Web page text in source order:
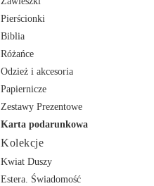
Pierścionki
Biblia
Różańce
Odzież i akcesoria
Papiernicze
Zestawy Prezentowe
Karta podarunkowa
Kolekcje
Kwiat Duszy
Estera. Świadomość